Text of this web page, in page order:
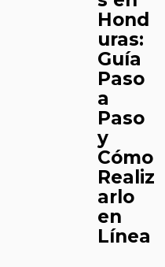
Hond
uras:
Guía
Paso
a
Paso
y
Cómo
Realiz
arlo
en
Línea